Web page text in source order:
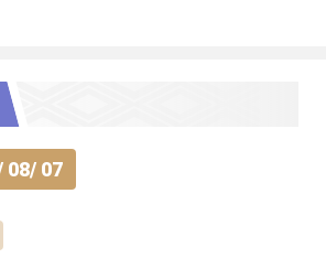
08/ 07